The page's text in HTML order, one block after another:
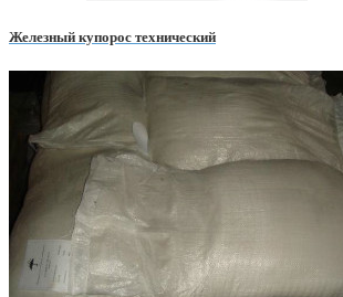
Железный купорос технический